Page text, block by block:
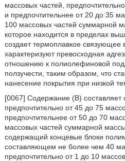
массовых частей,
и предпочтительнее от 20 до 35
100 массовых частей суммарной
которое находится в пределах
создает термоплавкое связующее
характеризуют превосходная
отношению к полиолефиновой
ползучести, таким образом, что
нанесение покрытия при низкой
[0067] Содержание (B) составляет
предпочтительно от 45 до 75
предпочтительнее от 50 до 70
массовых частей суммарной
содержащий концевые блоки
составляющем не более чем 40
предпочтительно от 1 до 10